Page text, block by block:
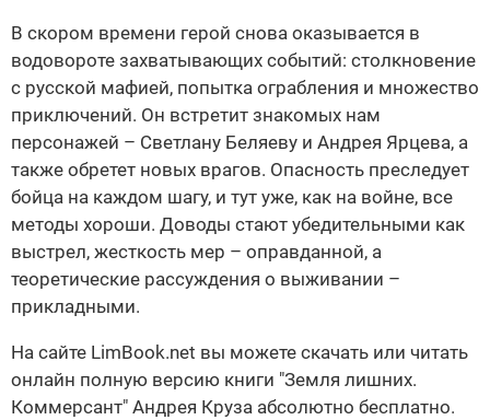
В скором времени герой снова оказывается в
водовороте захватывающих событий: столкновение
с русской мафией, попытка ограбления и множество
приключений. Он встретит знакомых нам
персонажей – Светлану Беляеву и Андрея Ярцева, а
также обретет новых врагов. Опасность преследует
бойца на каждом шагу, и тут уже, как на войне, все
методы хороши. Доводы стают убедительными как
выстрел, жесткость мер – оправданной, а
теоретические рассуждения о выживании –
прикладными.
На сайте LimBook.net вы можете скачать или читать
онлайн полную версию книги "Земля лишних.
Коммерсант" Андрея Круза абсолютно бесплатно.